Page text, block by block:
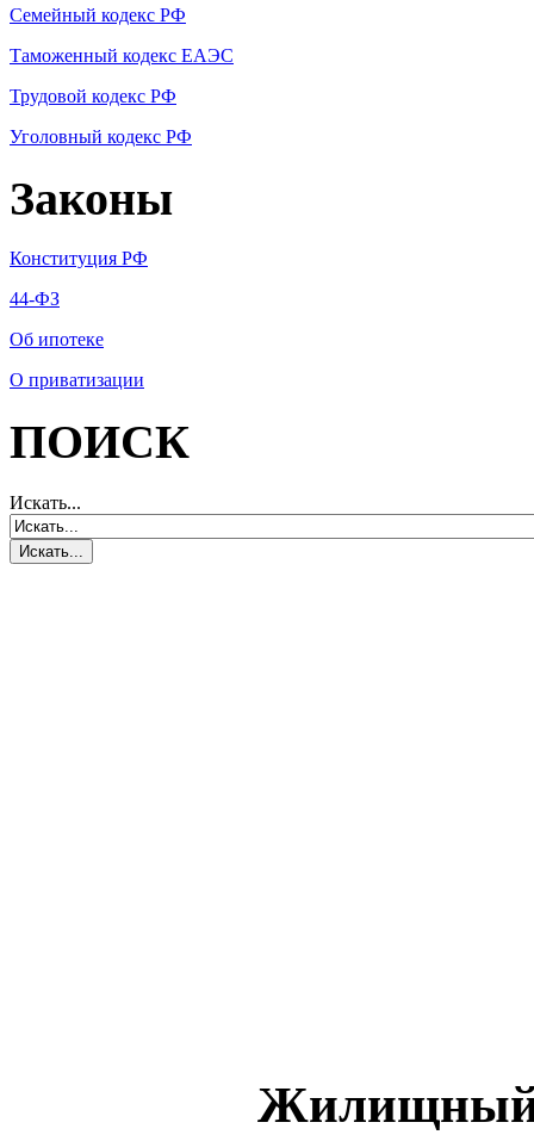
Семейный кодекс РФ
Таможенный кодекс ЕАЭС
Трудовой кодекс РФ
Уголовный кодекс РФ
Законы
Конституция РФ
44-ФЗ
Об ипотеке
О приватизации
ПОИСК
Искать...
Жилищный